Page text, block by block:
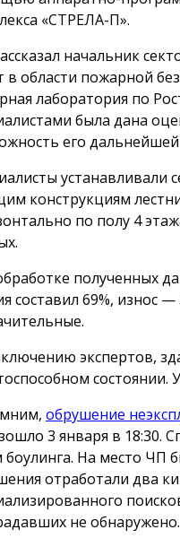
«СТРЕЛА-П».
начальник
в области пожарной
лаборатория по
была дана
его дальнейшей
устанавливали
конструкциям
по полу 4
полученных
составил 69%, износ
экспертов,
обрушение
3 января в 18:30.
боулинга. На место ЧП
отработали два
не обнаружено.